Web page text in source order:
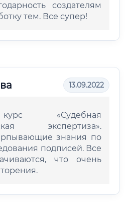
создателям
тем. Все супер!
13.09.2022
«Судебная
экспертиза».
знания по
подписей. Все
что очень